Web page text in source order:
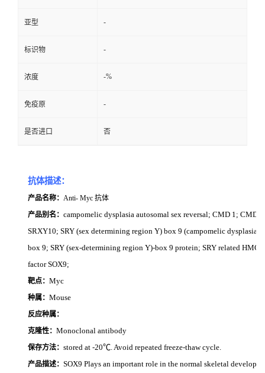
亚型 -
标识物 -
浓度 -%
免疫原 -
是否进口 否
抗体描述：
产品名称： Anti- Myc 抗体
产品别名： campomelic dysplasia autosomal sex reversal; CMD 1;
SRXY10; SRY (sex determining region Y) box 9 (campomelic dysplasia
box 9; SRY (sex-determining region Y)-box 9 protein; SRY related
factor SOX9;
靶点： Myc
种属： Mouse
反应种属：
克隆性： Monoclonal antibody
保存方法： stored at -20℃. Avoid repeated freeze-thaw cycle.
产品描述： SOX9 Plays an important role in the normal skeletal